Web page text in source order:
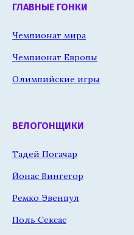
ГЛАВНЫЕ ГОНКИ
Чемпионат мира
Чемпионат Европы
Олимпийские игры
ВЕЛОГОНЩИКИ
Тадей Погачар
Йонас Вингегор
Ремко Эвенпул
Поль Сексас